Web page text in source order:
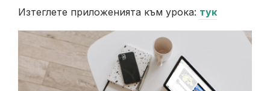
Изтеглете приложенията към урока: тук